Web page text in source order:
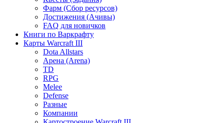
Фарм (Сбор ресурсов)
Достижения (Ачивы)
FAQ для новичков
Книги по Варкрафту
Карты Warcraft III
Dota Allstars
Арена (Arena)
TD
RPG
Melee
Defense
Разные
Компании